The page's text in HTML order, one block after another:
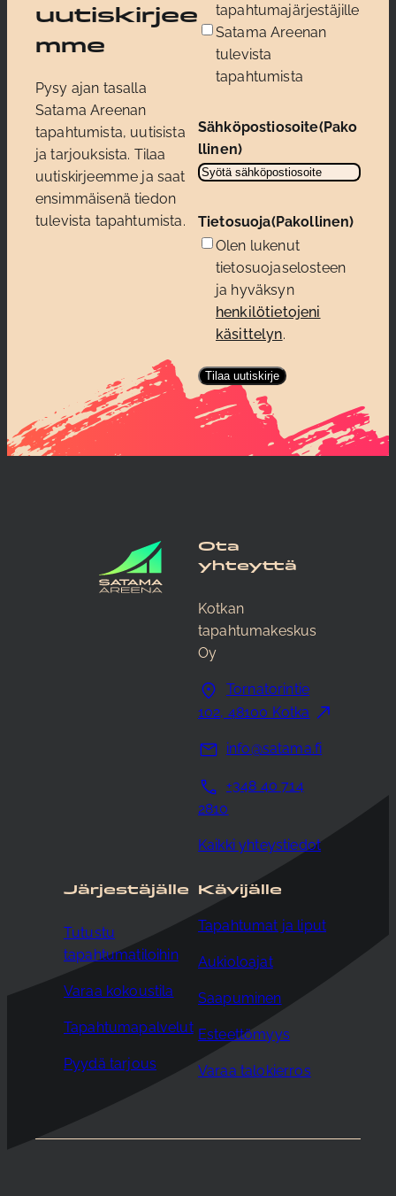
uutiskirjee
mme
Pysy ajan tasalla
Satama Areenan
tapahtumista, uutisista
ja tarjouksista. Tilaa
uutiskirjeemme ja saat
ensimmäisenä tiedon
tulevista tapahtumista.
tapahtumajärjestäjille
Satama Areenan
tulevista
tapahtumista
Sähköpostiosoite(Pako
llinen)
Tietosuoja(Pakollinen)
Olen lukenut
tietosuojaselosteen
ja hyväksyn
henkilötietojeni
käsittelyn.
Ota
yhteyttä
Kotkan
tapahtumakeskus
Oy
Tornatorintie
102, 48100 Kotka
info@satama.fi
+348 40 714
2810
Kaikki yhteystiedot
Järjestäjälle
Tutustu
tapahtumatiloihin
Varaa kokoustila
Tapahtumapalvelut
Pyydä tarjous
Kävijälle
Tapahtumat ja liput
Aukioloajat
Saapuminen
Esteettömyys
Varaa talokierros